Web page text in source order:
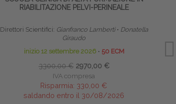
RIABILITAZIONE PELVI-PERINEALE
Direttori Scientifici: Gianfranco Lamberti ∙ Donatella
Giraudo
inizio 12 settembre 2026 ∙ 50 ECM
3300,00 € 2970,00 €
IVA compresa
Risparmia: 330,00 €
saldando entro il 30/08/2026